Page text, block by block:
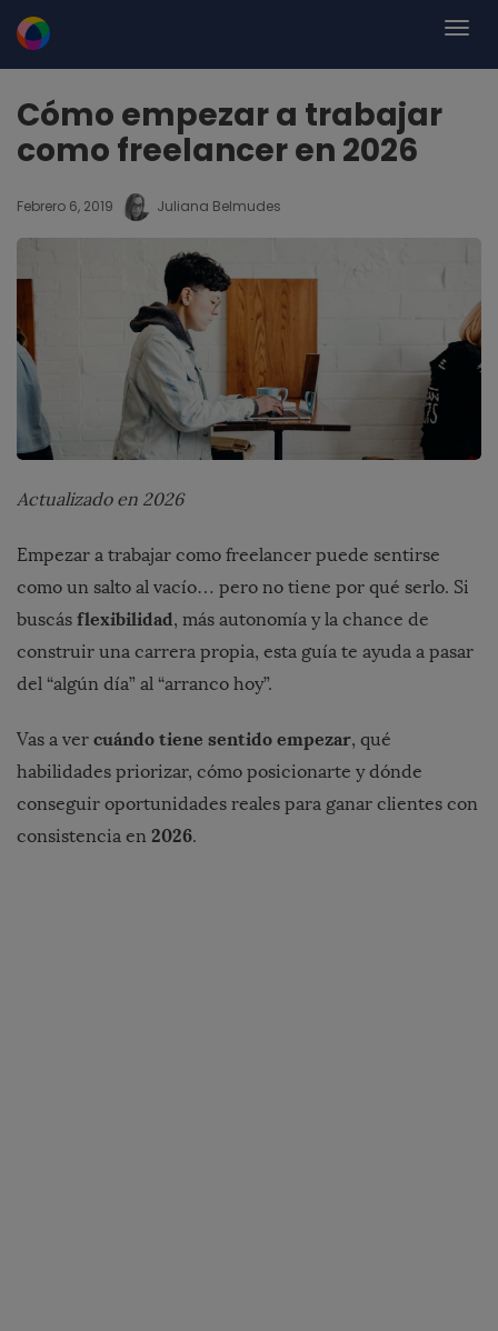
Cómo empezar a trabajar
como freelancer en 2026
Febrero 6, 2019 Juliana Belmudes
Actualizado en 2026
Empezar a trabajar como freelancer puede sentirse
como un salto al vacío… pero no tiene por qué serlo. Si
buscás flexibilidad, más autonomía y la chance de
construir una carrera propia, esta guía te ayuda a pasar
del “algún día” al “arranco hoy”.
Vas a ver cuándo tiene sentido empezar, qué
habilidades priorizar, cómo posicionarte y dónde
conseguir oportunidades reales para ganar clientes con
consistencia en 2026.